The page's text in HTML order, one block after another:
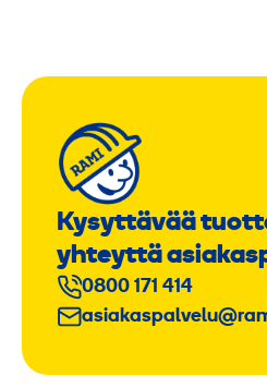
Kysyttävää
yhteyttä
0800 171 414